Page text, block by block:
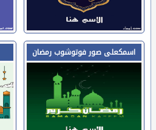
اسمكعلى صور فوتوشوب رمضان